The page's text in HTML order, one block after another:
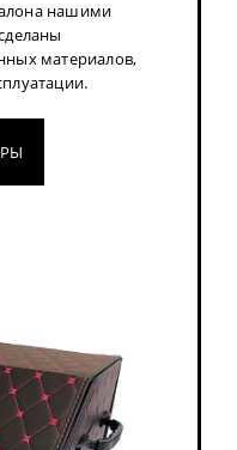
нашими
материалов,